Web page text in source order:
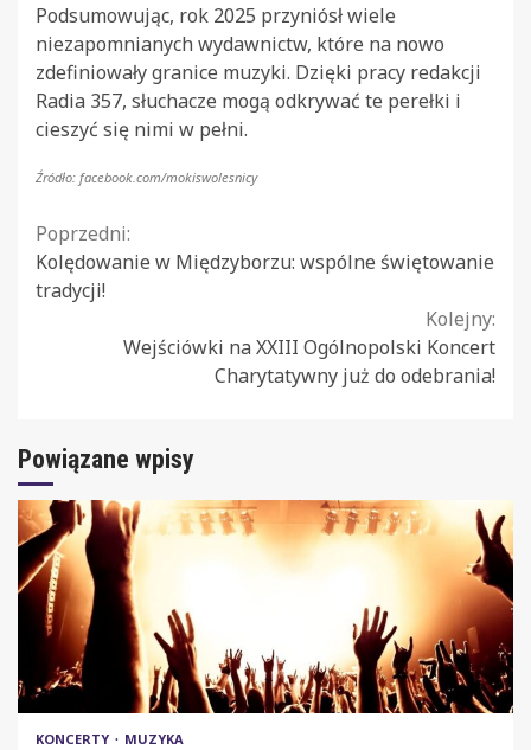
Podsumowując, rok 2025 przyniósł wiele
niezapomnianych wydawnictw, które na nowo
zdefiniowały granice muzyki. Dzięki pracy redakcji
Radia 357, słuchacze mogą odkrywać te perełki i
cieszyć się nimi w pełni.
Źródło: facebook.com/mokiswolesnicy
Continue
Reading
Poprzedni:
Kolędowanie w Międzyborzu: wspólne świętowanie
tradycji!
Kolejny:
Wejściówki na XXIII Ogólnopolski Koncert
Charytatywny już do odebrania!
Powiązane wpisy
KONCERTY MUZYKA